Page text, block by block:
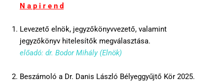
N a p i r e n d
Levezető elnök, jegyzőkönyvvezető, valamint
jegyzőkönyv hitelesítők megválasztása.
előadó: dr. Bodor Mihály (Elnök)
Beszámoló a Dr. Danis László Bélyeggyűjtő Kör 2025.